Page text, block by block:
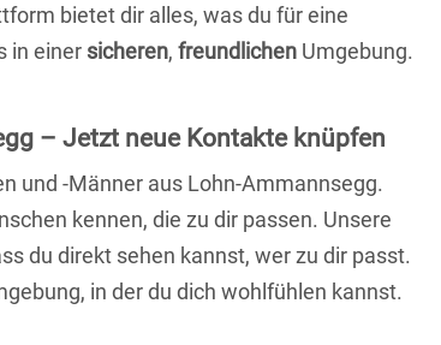
bietet dir alles, was du für eine
in einer sicheren, freundlichen Umgebung.
– Jetzt neue Kontakte knüpfen
und -Männer aus Lohn-Ammannsegg.
kennen, die zu dir passen. Unsere
du direkt sehen kannst, wer zu dir passt.
in der du dich wohlfühlen kannst.